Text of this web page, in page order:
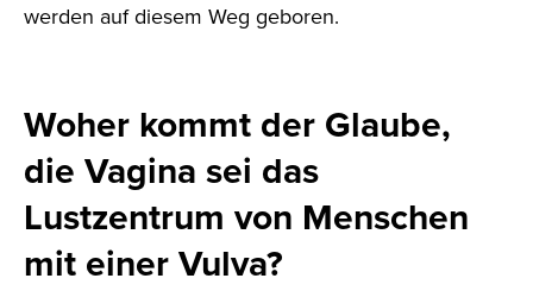
werden auf diesem Weg geboren.
Woher kommt der Glaube,
die Vagina sei das
Lustzentrum von Menschen
mit einer Vulva?